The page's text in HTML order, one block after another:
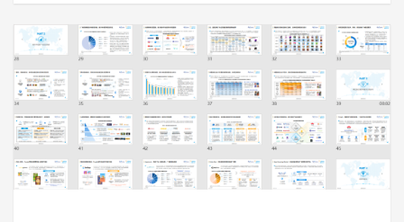
五。预估2016年到2026年间，GDP保持平稳增长。印尼，
泰国，越南，马来西亚，菲律宾和新加坡依次为该地区GDP
最高的六个国家，其中印尼的预估GDP位列第一。 东南亚
是手游收入增长最…